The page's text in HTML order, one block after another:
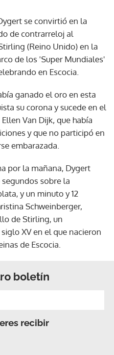
se convirtió en la
de contrarreloj al
(Reino Unido) en la
de los 'Super Mundiales'
en Escocia.
ganado el oro en esta
su corona y sucede en el
Van Dijk, que había
y que no participó en
embarazada.
por la mañana, Dygert
sobre la
y un minuto y 12
Schweinberger,
de Stirling, un
XV en el que nacieron
de Escocia.
boletín
recibir